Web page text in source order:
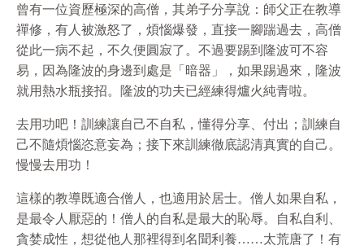
曾有一位資歷極深的高僧，其弟子分享說：師父正在教導
禪修，有人被激怒了，煩惱爆發，直接一腳踹過去，高僧
從此一病不起，不久便圓寂了。不過要踢到隆波可不容
易，因為隆波的身邊到處是「暗器」，如果踢過來，隆波
就用熱水瓶接招。隆波的功夫已經練得爐火純青啦。
去用功吧！訓練讓自己不自私，懂得分享、付出；訓練自
己不隨煩惱恣意妄為；接下來訓練徹底認清真實的自己。
慢慢去用功！
這樣的教導既適合僧人，也適用於居士。僧人如果自私，
是最令人厭惡的！僧人的自私是最大的恥辱。自私自利、
貪婪成性，想從他人那裡得到名聞利養……太荒唐了！有